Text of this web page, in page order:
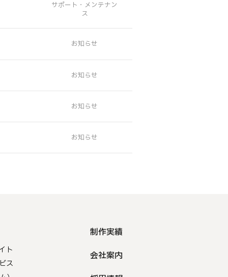
ト
ス
制作実績
会社案内